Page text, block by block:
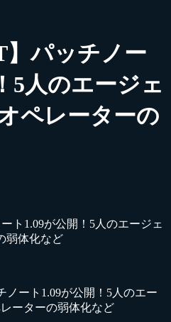
】パッチノー
5人のエージェ
ペレーターの
ノート1.09が公開！5人のエー
ーターの弱体化など